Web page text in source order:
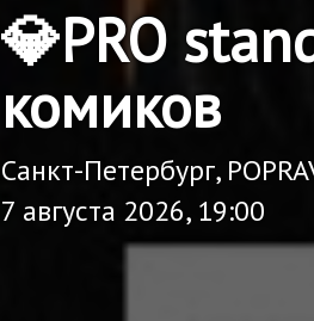
💎PRO
комиков
Санкт-Петербург,
7 августа 2026, 19:00